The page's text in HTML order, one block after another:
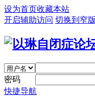
设为首页收藏本站
开启辅助访问 切换到窄版
密码
快捷导航